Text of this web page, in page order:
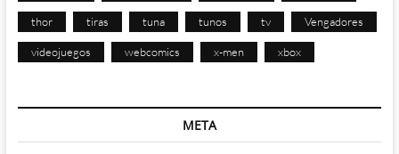
thor tiras tuna tunos tv Vengadores
videojuegos webcomics x-men xbox
META